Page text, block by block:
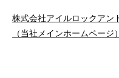
株式会社アイルロックアン
（当社メインホームページ）